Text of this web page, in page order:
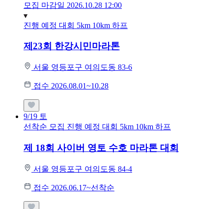
모집 마감일 2026.10.28 12:00
진행 예정 대회 5km 10km 하프
제23회 한강시민마라톤
서울 영등포구 여의도동 83-6
접수 2026.08.01~10.28
9/19 토
선착순 모집 진행 예정 대회 5km 10km 하프
제 18회 사이버 영토 수호 마라톤 대회
서울 영등포구 여의도동 84-4
접수 2026.06.17~선착순